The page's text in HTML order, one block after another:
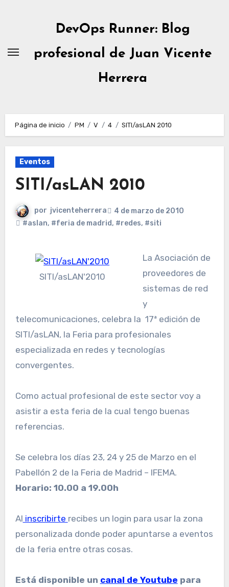
DevOps Runner: Blog
profesional de Juan Vicente
Herrera
Página de inicio PM V 4 SITI/asLAN 2010
Eventos
SITI/asLAN 2010
por jvicenteherrera
4 de marzo de 2010
#aslan, #feria de madrid, #redes, #siti
SITI/asLAN'2010
La Asociación de
proveedores de
sistemas de red
y
telecomunicaciones, celebra la 17ª edición de
SITI/asLAN, la Feria para profesionales
especializada en redes y tecnologías
convergentes.
Como actual profesional de este sector voy a
asistir a esta feria de la cual tengo buenas
referencias.
Se celebra los días 23, 24 y 25 de Marzo en el
Pabellón 2 de la Feria de Madrid – IFEMA.
Horario: 10.00 a 19.00h
Al inscribirte recibes un login para usar la zona
personalizada donde poder apuntarse a eventos
de la feria entre otras cosas.
Está disponible un canal de Youtube para